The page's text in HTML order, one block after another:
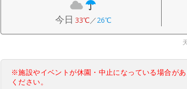
今日 33℃／26℃
※施設やイベントが休園・中止になっている場合が
ください。